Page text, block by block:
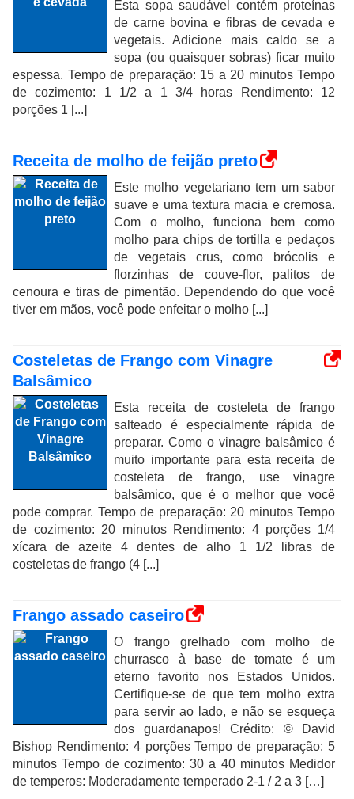
Esta sopa saudável contém proteínas
de carne bovina e fibras de cevada e
vegetais. Adicione mais caldo se a
sopa (ou quaisquer sobras) ficar muito
espessa. Tempo de preparação: 15 a 20 minutos Tempo
de cozimento: 1 1/2 a 1 3/4 horas Rendimento: 12
porções 1 [...]
Receita de molho de feijão preto
Este molho vegetariano tem um sabor
suave e uma textura macia e cremosa.
Com o molho, funciona bem como
molho para chips de tortilla e pedaços
de vegetais crus, como brócolis e
florzinhas de couve-flor, palitos de
cenoura e tiras de pimentão. Dependendo do que você
tiver em mãos, você pode enfeitar o molho [...]
Costeletas de Frango com Vinagre
Balsâmico
Esta receita de costeleta de frango
salteado é especialmente rápida de
preparar. Como o vinagre balsâmico é
muito importante para esta receita de
costeleta de frango, use vinagre
balsâmico, que é o melhor que você
pode comprar. Tempo de preparação: 20 minutos Tempo
de cozimento: 20 minutos Rendimento: 4 porções 1/4
xícara de azeite 4 dentes de alho 1 1/2 libras de
costeletas de frango (4 [...]
Frango assado caseiro
O frango grelhado com molho de
churrasco à base de tomate é um
eterno favorito nos Estados Unidos.
Certifique-se de que tem molho extra
para servir ao lado, e não se esqueça
dos guardanapos! Crédito: © David
Bishop Rendimento: 4 porções Tempo de preparação: 5
minutos Tempo de cozimento: 30 a 40 minutos Medidor
de temperos: Moderadamente temperado 2-1 / 2 a 3 […]